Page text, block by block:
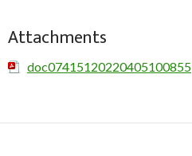
Attachments
doc07415120220405100855